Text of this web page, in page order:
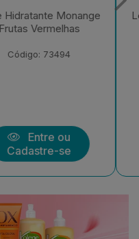
Leite Hidratante Monange
Iogurte com Aveia
Código: 73492
Entre ou
Cadastre-se